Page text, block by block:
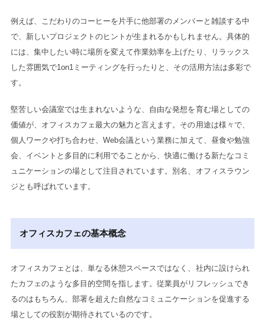
例えば、こだわりのコーヒーを片手に他部署のメンバーと雑談する中
で、新しいプロジェクトのヒントが生まれるかもしれません。具体的
には、集中したい時に場所を変えて作業効率を上げたり、リラックス
した雰囲気で1on1ミーティングを行ったりと、その活用方法は多彩で
す。
堅苦しい会議室では生まれないような、自由な発想を育む場としての
価値が、オフィスカフェ最大の魅力と言えます。その用途は様々で、
個人ワークや打ち合わせ、Web会議という業務に加えて、昼食や勉強
会、イベントと多目的に利用でることから、快適に働ける新たなコミ
ュニケーションの場として注目されています。別名、オフィスラウン
ジとも呼ばれています。
オフィスカフェの基本概念
オフィスカフェとは、単なる休憩スペースではなく、社内に設けられ
たカフェのような多目的空間を指します。従業員がリフレッシュでき
るのはもちろん、部署を超えた自然なコミュニケーションを促進する
場としての役割が期待されているのです。